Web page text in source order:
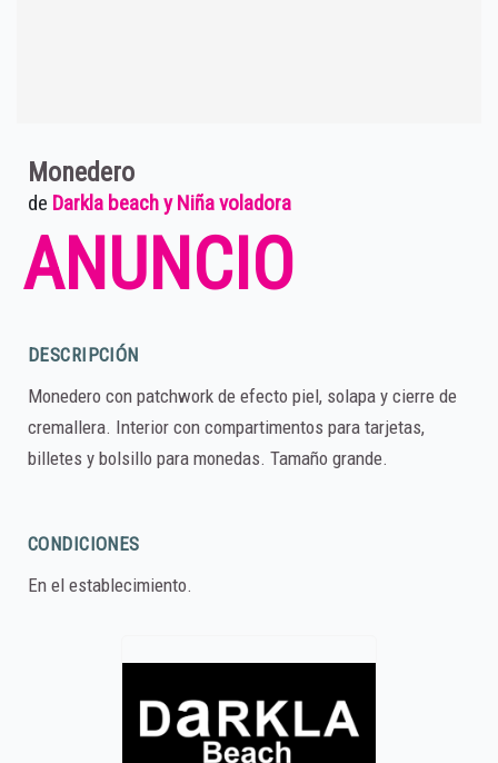
Monedero
de Darkla beach y Niña voladora
ANUNCIO
DESCRIPCIÓN
Monedero con patchwork de efecto piel, solapa y cierre de
cremallera. Interior con compartimentos para tarjetas,
billetes y bolsillo para monedas. Tamaño grande.
CONDICIONES
En el establecimiento.